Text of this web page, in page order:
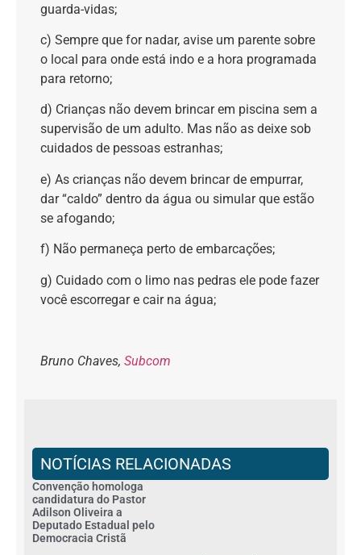
guarda-vidas;
c) Sempre que for nadar, avise um parente sobre
o local para onde está indo e a hora programada
para retorno;
d) Crianças não devem brincar em piscina sem a
supervisão de um adulto. Mas não as deixe sob
cuidados de pessoas estranhas;
e) As crianças não devem brincar de empurrar,
dar “caldo” dentro da água ou simular que estão
se afogando;
f) Não permaneça perto de embarcações;
g) Cuidado com o limo nas pedras ele pode fazer
você escorregar e cair na água;
Bruno Chaves, Subcom
NOTÍCIAS RELACIONADAS
Convenção homologa
candidatura do Pastor
Adilson Oliveira a
Deputado Estadual pelo
Democracia Cristã